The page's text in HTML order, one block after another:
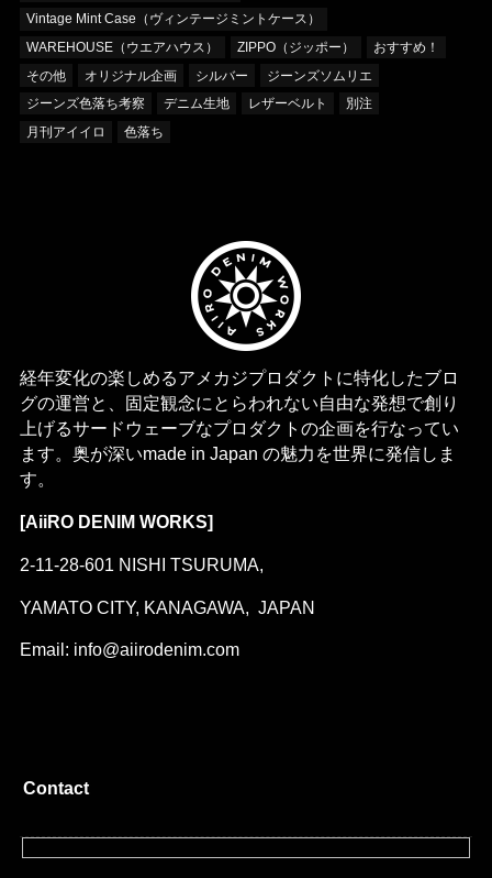
Vintage Mint Case（ヴィンテージミントケース）
WAREHOUSE（ウエアハウス）
ZIPPO（ジッポー）
おすすめ！
その他
オリジナル企画 シルバー
ジーンズソムリエ
ジーンズ色落ち考察
デニム生地 レザーベルト
別注
月刊アイイロ
色落ち
経年変化の楽しめるアメカジプロダクトに特化したブロ
グの運営と、固定観念にとらわれない自由な発想で創り
上げるサードウェーブなプロダクトの企画を行なってい
ます。奥が深いmade in Japan の魅力を世界に発信しま
す。
[AiiRO DENIM WORKS]
2-11-28-601 NISHI TSURUMA,
YAMATO CITY, KANAGAWA, JAPAN
Email: info@aiirodenim.com
Contact